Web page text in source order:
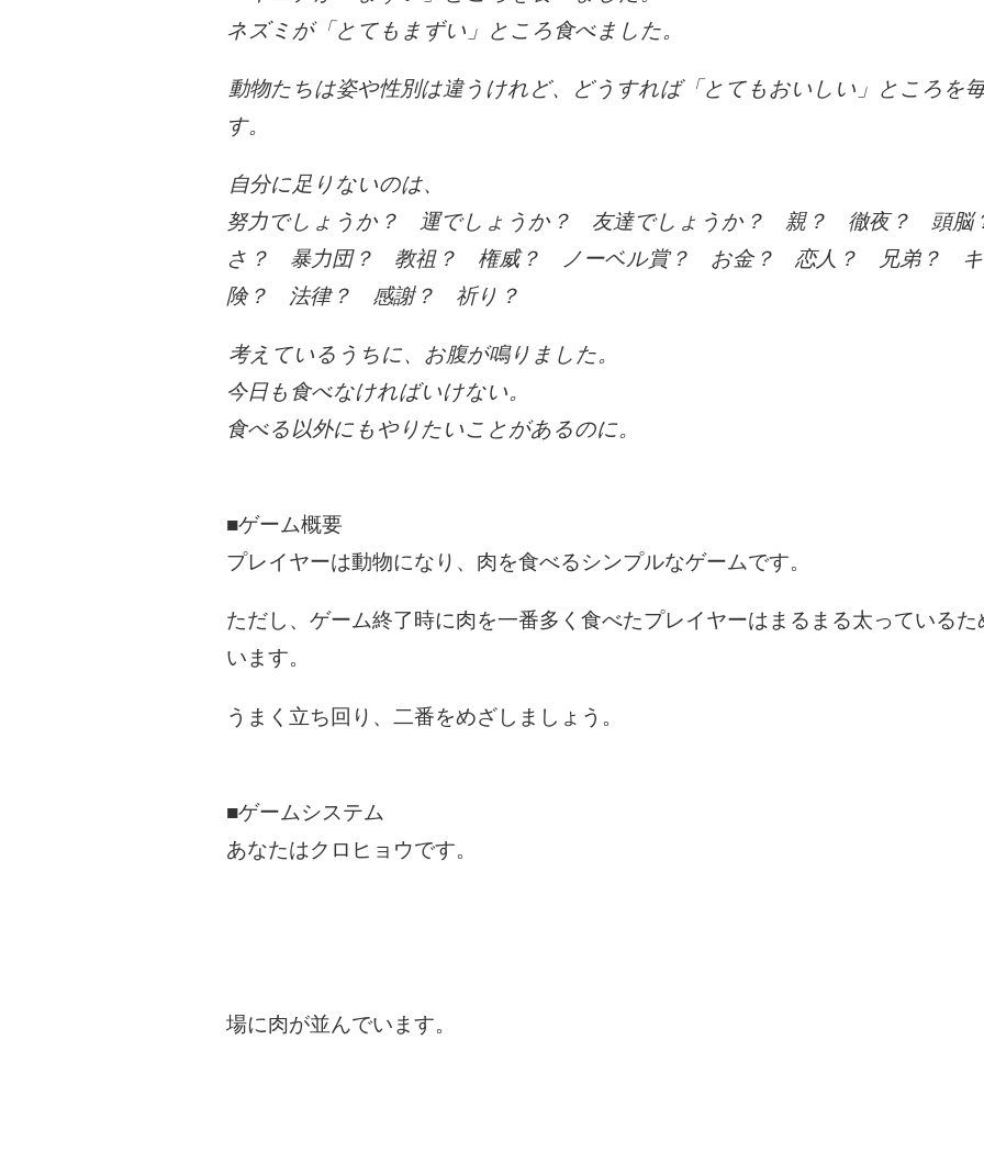
ネズミが「とてもまずい」ところ食べました。
動物たちは姿や性別は違うけれど、どうすれば「とてもおいしい」ところを
す。
自分に足りないのは、
努力でしょうか？ 運でしょうか？ 友達でしょうか？ 親？ 徹夜？ 頭
さ？ 暴力団？ 教祖？ 権威？ ノーベル賞？ お金？ 恋人？ 兄弟？ キ
険？ 法律？ 感謝？ 祈り？
考えているうちに、お腹が鳴りました。
今日も食べなければいけない。
食べる以外にもやりたいことがあるのに。
■ゲーム概要
プレイヤーは動物になり、肉を食べるシンプルなゲームです。
ただし、ゲーム終了時に肉を一番多く食べたプレイヤーはまるまる太っている
います。
うまく立ち回り、二番をめざしましょう。
■ゲームシステム
あなたはクロヒョウです。
場に肉が並んでいます。